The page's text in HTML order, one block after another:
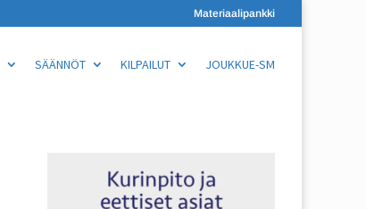
Materiaalipankki
SÄÄNNÖT KILPAILUT JOUKKUE-SM